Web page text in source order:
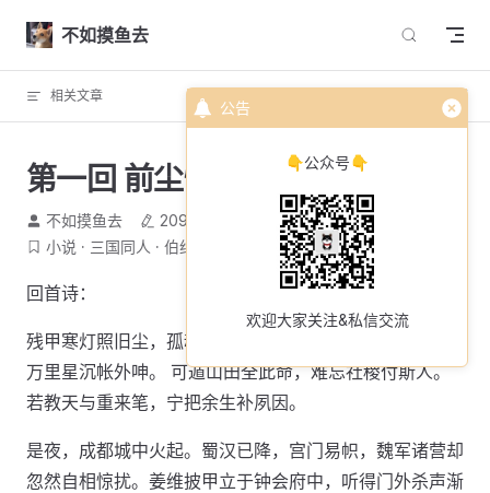
公告
👇公众号👇
欢迎大家关注&私信交流
Skip to content
不如摸鱼去
相关文章 回到顶部
第一回 前尘惊旧梦 今夜问归心
不如摸鱼去 2096 个字
8 分钟
小说
三国同人 伯约残局
回首诗：
残甲寒灯照旧尘，孤魂一梦返青春。 三贤血冷风中泣，
万里星沉帐外呻。 可遁山田全此命，难忘社稷付斯人。
若教天与重来笔，宁把余生补夙因。
是夜，成都城中火起。蜀汉已降，宫门易帜，魏军诸营却
忽然自相惊扰。姜维披甲立于钟会府中，听得门外杀声渐